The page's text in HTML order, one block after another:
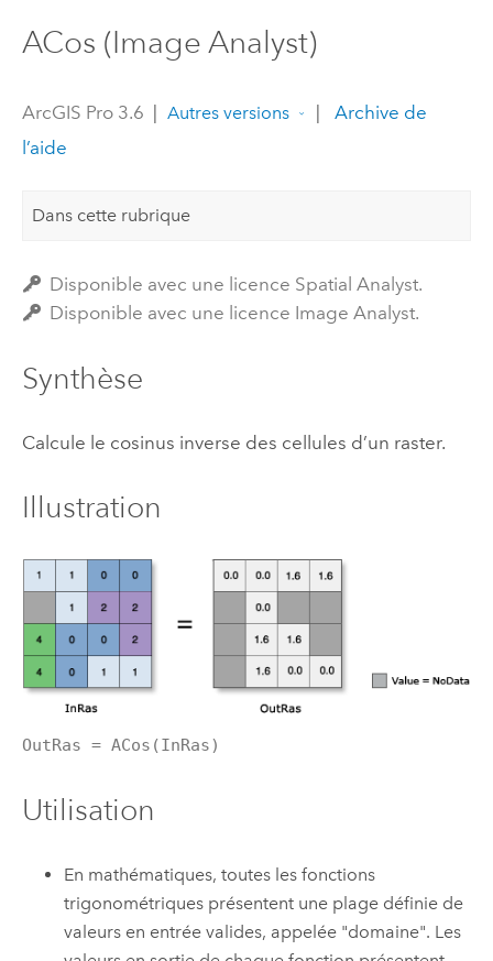
ACos (Image Analyst)
ArcGIS Pro 3.6 | Autres versions |
Archive de
l’aide
Dans cette rubrique
Disponible avec une licence Spatial Analyst.
Disponible avec une licence Image Analyst.
Synthèse
Calcule le cosinus inverse des cellules d’un raster.
Illustration
OutRas = ACos(InRas)
Utilisation
En mathématiques, toutes les fonctions
trigonométriques présentent une plage définie de
valeurs en entrée valides, appelée "domaine". Les